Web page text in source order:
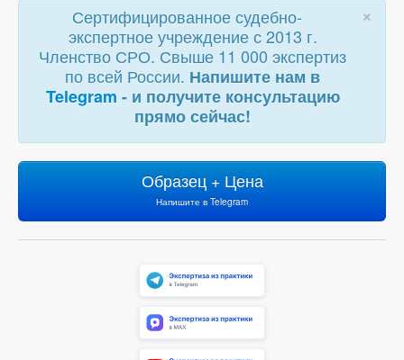
×
Сертифицированное судебно-
экспертное учреждение с 2013 г.
Членство СРО. Свыше 11 000 экспертиз
по всей России. Напишите нам в
Telegram - и получите консультацию
прямо сейчас!
Образец + Цена
Напишите в Telegram